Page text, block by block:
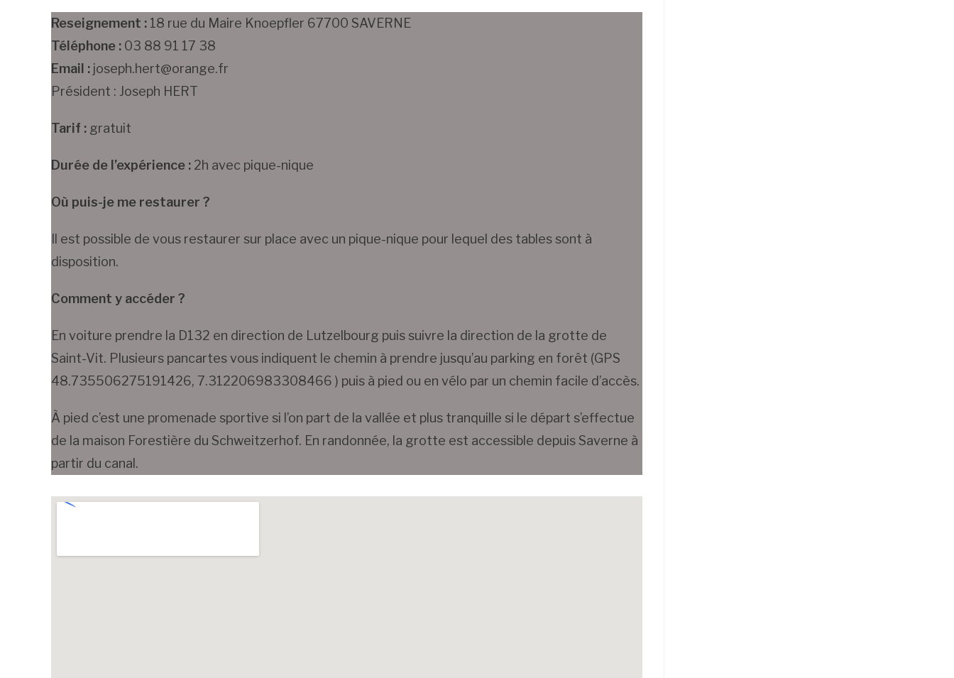
Reseignement : 18 rue du Maire Knoepfler 67700 SAVERNE
Téléphone : 03 88 91 17 38
Email : joseph.hert@orange.fr
Président : Joseph HERT
Tarif : gratuit
Durée de l’expérience : 2h avec pique-nique
Où puis-je me restaurer ?
Il est possible de vous restaurer sur place avec un pique-nique pour lequel des tables sont à
disposition.
Comment y accéder ?
En voiture prendre la D132 en direction de Lutzelbourg puis suivre la direction de la grotte de
Saint-Vit. Plusieurs pancartes vous indiquent le chemin à prendre jusqu’au parking en forêt (GPS
48.735506275191426, 7.312206983308466 ) puis à pied ou en vélo par un chemin facile d’accès.
À pied c’est une promenade sportive si l’on part de la vallée et plus tranquille si le départ s’effectue
de la maison Forestière du Schweitzerhof. En randonnée, la grotte est accessible depuis Saverne à
partir du canal.